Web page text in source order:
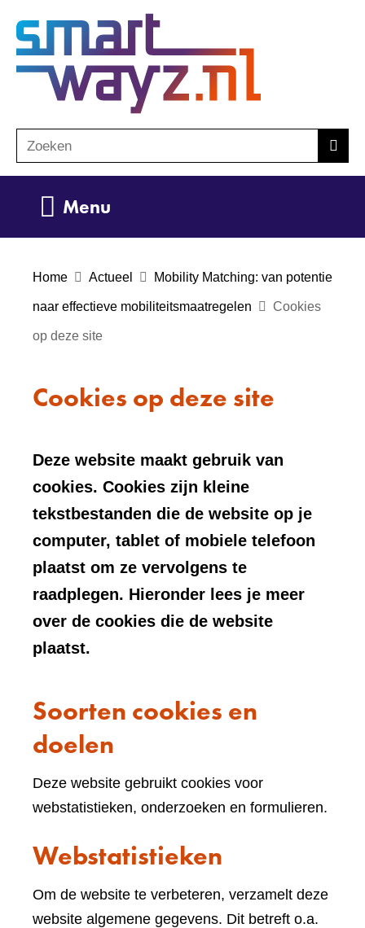
de
inhoud
o
e
Zoeken
Menu
Home Actueel Mobility Matching: van potentie
naar effectieve mobiliteitsmaatregelen Cookies
op deze site
Cookies op deze site
Deze website maakt gebruik van
cookies. Cookies zijn kleine
tekstbestanden die de website op je
computer, tablet of mobiele telefoon
plaatst om ze vervolgens te
raadplegen. Hieronder lees je meer
over de cookies die de website
plaatst.
Soorten cookies en
doelen
Deze website gebruikt cookies voor
webstatistieken, onderzoeken en formulieren.
Webstatistieken
Om de website te verbeteren, verzamelt deze
website algemene gegevens. Dit betreft o.a.